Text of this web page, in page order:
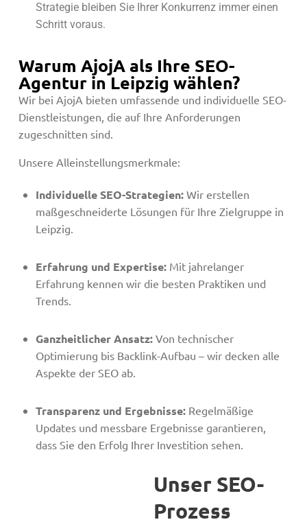
Strategie bleiben Sie Ihrer Konkurrenz immer einen
Schritt voraus.
Warum AjojA als Ihre SEO-
Agentur in Leipzig wählen?
Wir bei AjojA bieten umfassende und individuelle SEO-
Dienstleistungen, die auf Ihre Anforderungen
zugeschnitten sind.
Unsere Alleinstellungsmerkmale:
Individuelle SEO-Strategien: Wir erstellen
maßgeschneiderte Lösungen für Ihre Zielgruppe in
Leipzig.
Erfahrung und Expertise: Mit jahrelanger
Erfahrung kennen wir die besten Praktiken und
Trends.
Ganzheitlicher Ansatz: Von technischer
Optimierung bis Backlink-Aufbau – wir decken alle
Aspekte der SEO ab.
Transparenz und Ergebnisse: Regelmäßige
Updates und messbare Ergebnisse garantieren,
dass Sie den Erfolg Ihrer Investition sehen.
Unser SEO-
Prozess